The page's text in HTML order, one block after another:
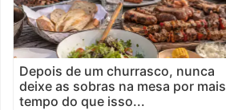
Depois de um churrasco, nunca
deixe as sobras na mesa por mais
tempo do que isso...